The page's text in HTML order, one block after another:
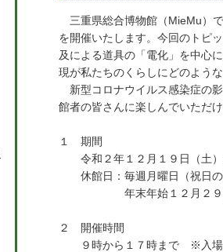
三重県総合博物館（MieMu）
を開催いたします。今回のトピ
及による道具の「電化」を中心
現が私たちのくらしにどのよう
新型コロナウイルス感染症の
館者の皆さんに楽しんでいただ
１ 期間
令和２年１２月１９日（土）
休館日：毎週月曜日（祝日の
年末年始１２月２９日（
２ 開催時間
９時から１７時まで ※入場は